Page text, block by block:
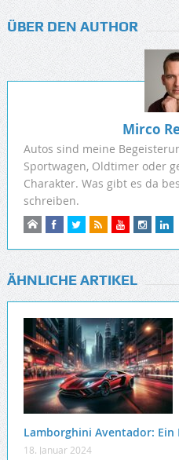
ÜBER DEN AUTHOR
Mirco
Autos sind meine
Sportwagen, Oldtimer oder
Charakter. Was gibt es da
schreiben.
ÄHNLICHE ARTIKEL
Lamborghini Aventador: Ein
18. Januar 2024